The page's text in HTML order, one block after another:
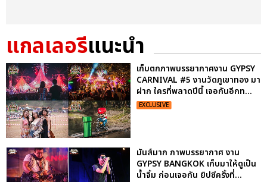
แกลเลอรีแนะนำ
เก็บตกภาพบรรยากาศงาน GYPSY
CARNIVAL #5 งานวัดภูเขาทอง มา
ฝาก ใครที่พลาดปีนี้ เจอกันอีกท...
EXCLUSIVE
มันส์มาก ภาพบรรยากาศ งาน
GYPSY BANGKOK เก็บมาให้ดูเป็น
น้ำจิ้ม ก่อนเจอกัน ยิปซีครั้งที่...